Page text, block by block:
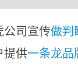
公司宣传做判
提供一条龙品